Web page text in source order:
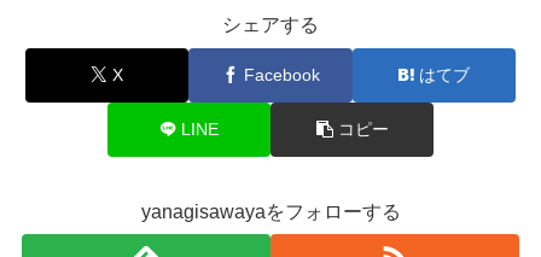
シェアする
X Facebook はてブ
LINE コピー
yanagisawayaをフォローする